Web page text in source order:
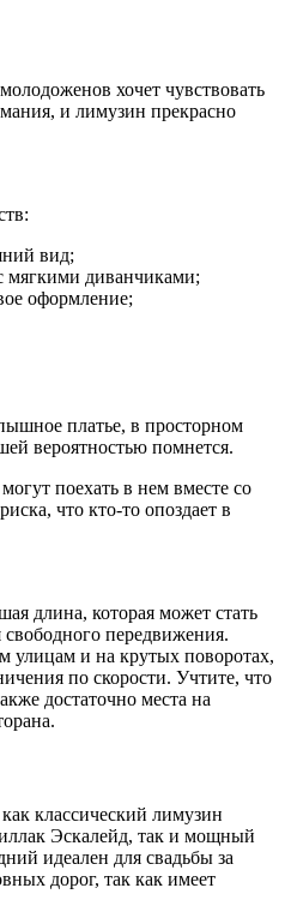
хочет чувствовать
и лимузин прекрасно
вид;
мягкими диванчиками;
оформление;
платье, в просторном
вероятностью помнется.
поехать в нем вместе со
что кто-то опоздает в
длина, которая может стать
передвижения.
улицам и на крутых поворотах,
по скорости. Учтите, что
достаточно места на
классический лимузин
Эскалейд, так и мощный
идеален для свадьбы за
дорог, так как имеет